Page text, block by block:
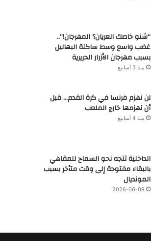
“شنو خاصك العريان؟ المهرجان!”..
غضب واسع وسط ساكنة البهاليل
بسبب مهرجان الأزرار الحريرية
منذ 3 أسابيع
لن نهزم فرنسا في كرة القدم… قبل
أن نهزمها خارج الملعب
منذ 4 أسابيع
الداخلية تتجه نحو السماح للمقاهي
بالبقاء مفتوحة إلى وقت متأخر بسبب
المونديال
2026-06-09